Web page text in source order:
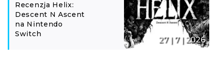
Recenzja Helix:
Descent N Ascent
na Nintendo
Switch
27 | 7 | 2026